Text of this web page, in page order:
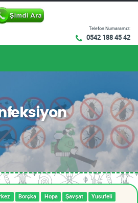
Telefon Numaramız:
0542 188 45 42
Borçka Hopa Şavşat
Yusufeli